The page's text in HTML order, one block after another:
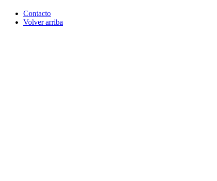
Contacto
Volver arriba